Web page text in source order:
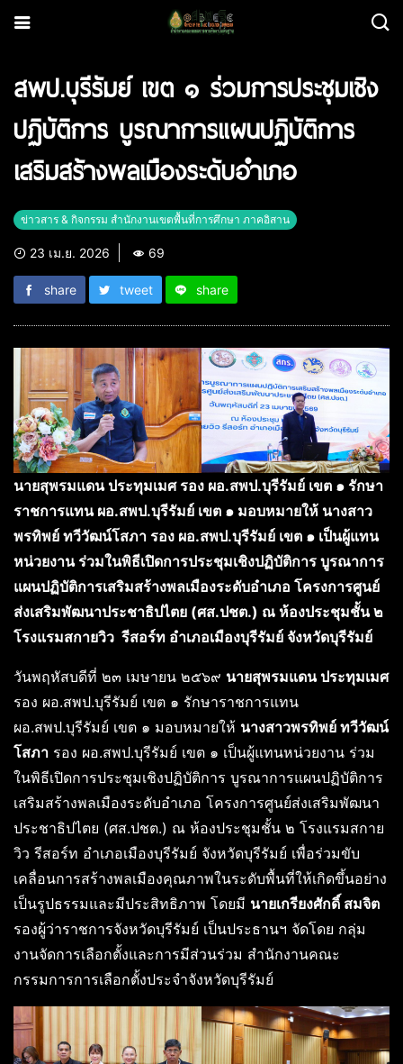
สพป.บุรีรัมย์ เขต ๑ ร่วมการประชุมเชิง
ปฏิบัติการ บูรณาการแผนปฏิบัติการ
เสริมสร้างพลเมืองระดับอำเภอ
ข่าวสาร & กิจกรรม สำนักงานเขตพื้นที่การศึกษา ภาคอิสาน
23 เม.ย. 2026 69
share tweet share
นายสุพรมแดน ประทุมเมศ รอง ผอ.สพป.บุรีรัมย์ เขต ๑ รักษา
ราชการแทน ผอ.สพป.บุรีรัมย์ เขต ๑ มอบหมายให้ นางสาว
พรทิพย์ ทวีวัฒน์โสภา รอง ผอ.สพป.บุรีรัมย์ เขต ๑ เป็นผู้แทน
หน่วยงาน ร่วมในพิธีเปิดการประชุมเชิงปฏิบัติการ บูรณาการ
แผนปฏิบัติการเสริมสร้างพลเมืองระดับอำเภอ โครงการศูนย์
ส่งเสริมพัฒนาประชาธิปไตย (ศส.ปชต.) ณ ห้องประชุมชั้น ๒
โรงแรมสกายวิว รีสอร์ท อำเภอเมืองบุรีรัมย์ จังหวัดบุรีรัมย์
วันพฤหัสบดีที่ ๒๓ เมษายน ๒๕๖๙ นายสุพรมแดน ประทุมเมศ
รอง ผอ.สพป.บุรีรัมย์ เขต ๑ รักษาราชการแทน
ผอ.สพป.บุรีรัมย์ เขต ๑ มอบหมายให้ นางสาวพรทิพย์ ทวีวัฒน์
โสภา รอง ผอ.สพป.บุรีรัมย์ เขต ๑ เป็นผู้แทนหน่วยงาน ร่วม
ในพิธีเปิดการประชุมเชิงปฏิบัติการ บูรณาการแผนปฏิบัติการ
เสริมสร้างพลเมืองระดับอำเภอ โครงการศูนย์ส่งเสริมพัฒนา
ประชาธิปไตย (ศส.ปชต.) ณ ห้องประชุมชั้น ๒ โรงแรมสกาย
วิว รีสอร์ท อำเภอเมืองบุรีรัมย์ จังหวัดบุรีรัมย์ เพื่อร่วมขับ
เคลื่อนการสร้างพลเมืองคุณภาพในระดับพื้นที่ให้เกิดขึ้นอย่าง
เป็นรูปธรรมและมีประสิทธิภาพ โดยมี นายเกรียงศักดิ์ สมจิต
รองผู้ว่าราชการจังหวัดบุรีรัมย์ เป็นประธานฯ จัดโดย กลุ่ม
งานจัดการเลือกตั้งและการมีส่วนร่วม สำนักงานคณะ
กรรมการการเลือกตั้งประจำจังหวัดบุรีรัมย์